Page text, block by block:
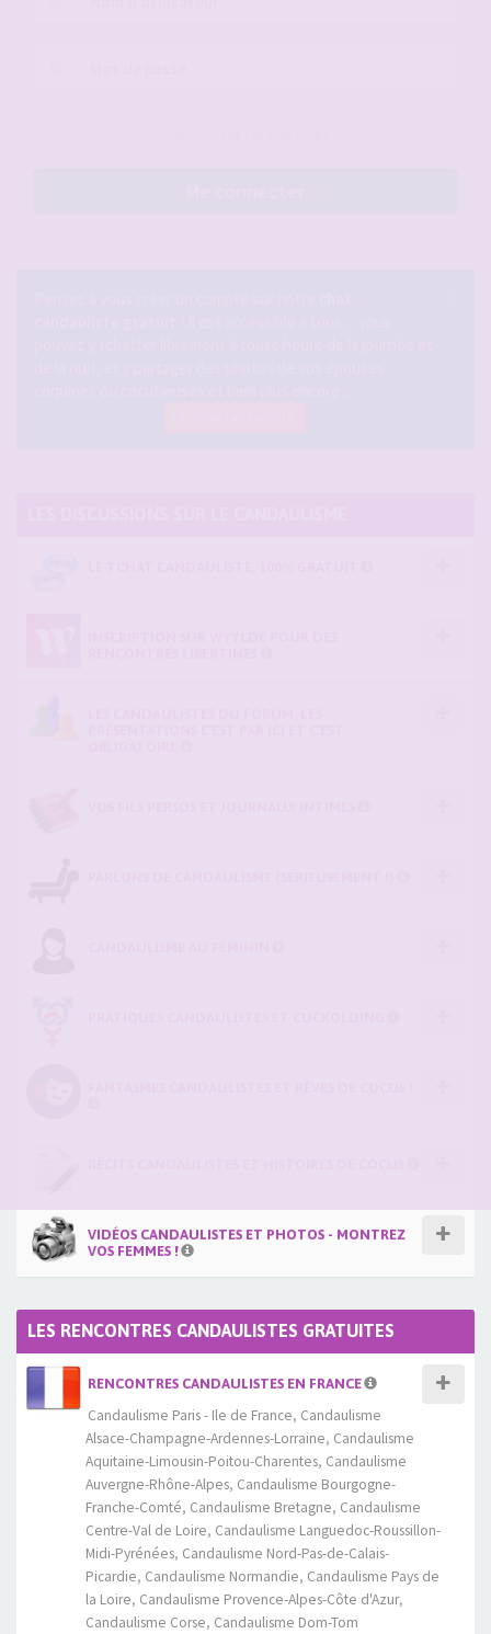
VIDÉOS CANDAULISTES ET PHOTOS - MONTREZ
VOS FEMMES !
LES RENCONTRES CANDAULISTES GRATUITES
RENCONTRES CANDAULISTES EN FRANCE
Candaulisme Paris - Ile de France, Candaulisme
Alsace-Champagne-Ardennes-Lorraine, Candaulisme
Aquitaine-Limousin-Poitou-Charentes, Candaulisme
Auvergne-Rhône-Alpes, Candaulisme Bourgogne-
Franche-Comté, Candaulisme Bretagne, Candaulisme
Centre-Val de Loire, Candaulisme Languedoc-Roussillon-
Midi-Pyrénées, Candaulisme Nord-Pas-de-Calais-
Picardie, Candaulisme Normandie, Candaulisme Pays de
la Loire, Candaulisme Provence-Alpes-Côte d'Azur,
Candaulisme Corse, Candaulisme Dom-Tom